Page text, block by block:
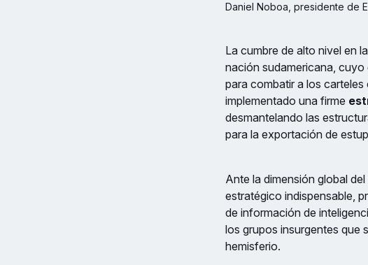
Daniel Noboa, presidente de
La cumbre de alto nivel en
nación sudamericana,
para combatir a los
implementado una firme
desmantelando las
para la exportación de
Ante la dimensión global
estratégico indispensable,
de información de
los grupos insurgentes que
hemisferio.